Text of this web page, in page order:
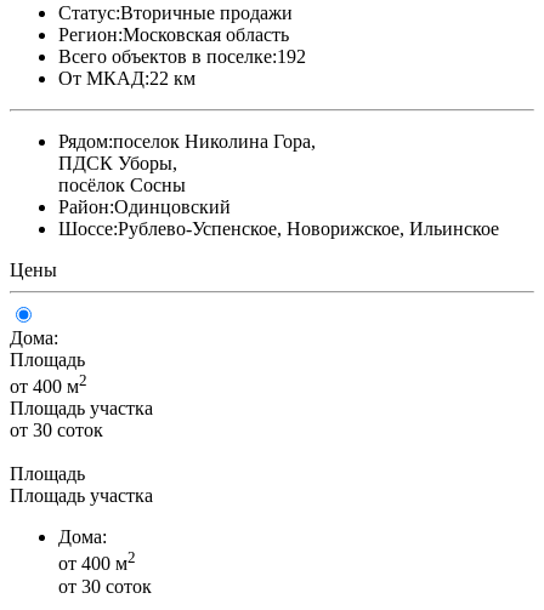
Статус:Вторичные продажи
Регион:Московская область
Всего объектов в поселке:192
От МКАД:22 км
Рядом:поселок Николина Гора,
ПДСК Уборы,
посёлок Сосны
Район:Одинцовский
Шоссе:Рублево-Успенское, Новорижское, Ильинское
Цены
Дома:
Площадь
от 400 м2
Площадь участка
от 30 соток
Площадь
Площадь участка
Дома:
от 400 м2
от 30 соток